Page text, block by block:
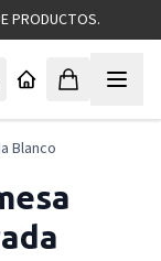
PRODUCTOS.
Blanco